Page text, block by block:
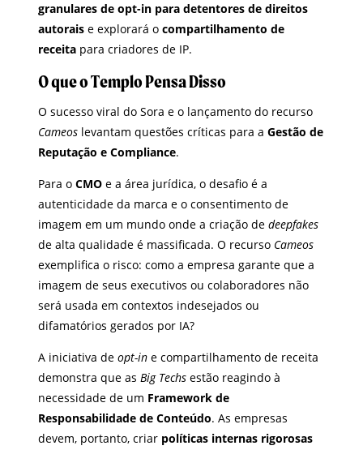
granulares de opt-in para detentores de direitos
autorais e explorará ocompartilhamento de
receita para criadores de IP.
O que o Templo Pensa Disso
O sucesso viral do Sora e o lançamento do recurso
Cameos levantam questões críticas para aGestão de
Reputação e Compliance.
Para oCMO e a área jurídica, o desafio é a
autenticidade da marca e o consentimento de
imagem em um mundo onde a criação dedeepfakes
de alta qualidade é massificada. O recurso Cameos
exemplifica o risco: como a empresa garante que a
imagem de seus executivos ou colaboradores não
será usada em contextos indesejados ou
difamatórios gerados por IA?
A iniciativa deopt-in e compartilhamento de receita
demonstra que asBig Techs estão reagindo à
necessidade de um Framework de
Responsabilidade de Conteúdo. As empresas
devem, portanto, criar políticas internas rigorosas